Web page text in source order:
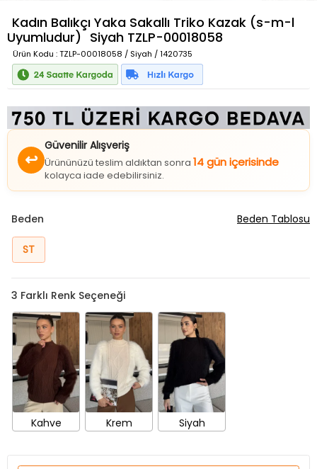
Kadın Balıkçı Yaka Sakallı Triko Kazak (s-m-l
Uyumludur) Siyah TZLP-00018058
Ürün Kodu : TZLP-00018058 / Siyah / 1420735
↩
Güvenilir Alışveriş
Ürününüzü teslim aldıktan sonra 14 gün içerisinde
kolayca iade edebilirsiniz.
Beden
ST
Beden Tablosu
3 Farklı Renk Seçeneği
Kahve Krem Siyah